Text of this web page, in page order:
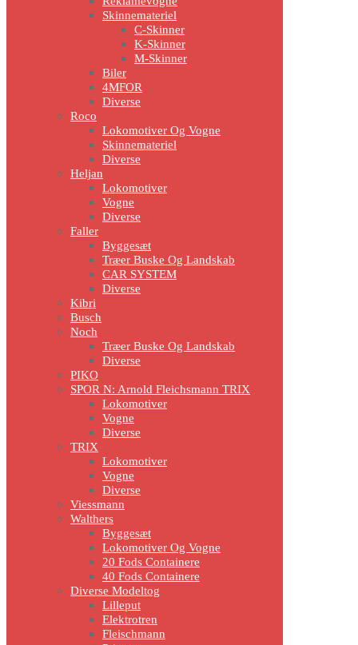
Skinnemateriel
C-Skinner
K-Skinner
M-Skinner
Biler
4MFOR
Diverse
Roco
Lokomotiver Og Vogne
Skinnemateriel
Diverse
Heljan
Lokomotiver
Vogne
Diverse
Faller
Byggesæt
Træer Buske Og Landskab
CAR SYSTEM
Diverse
Kibri
Busch
Noch
Træer Buske Og Landskab
Diverse
PIKO
SPOR N: Arnold Fleichsmann TRIX
Lokomotiver
Vogne
Diverse
TRIX
Lokomotiver
Vogne
Diverse
Viessmann
Walthers
Byggesæt
Lokomotiver Og Vogne
20 Fods Containere
40 Fods Containere
Diverse Modeltog
Lilleput
Elektrotren
Fleischmann